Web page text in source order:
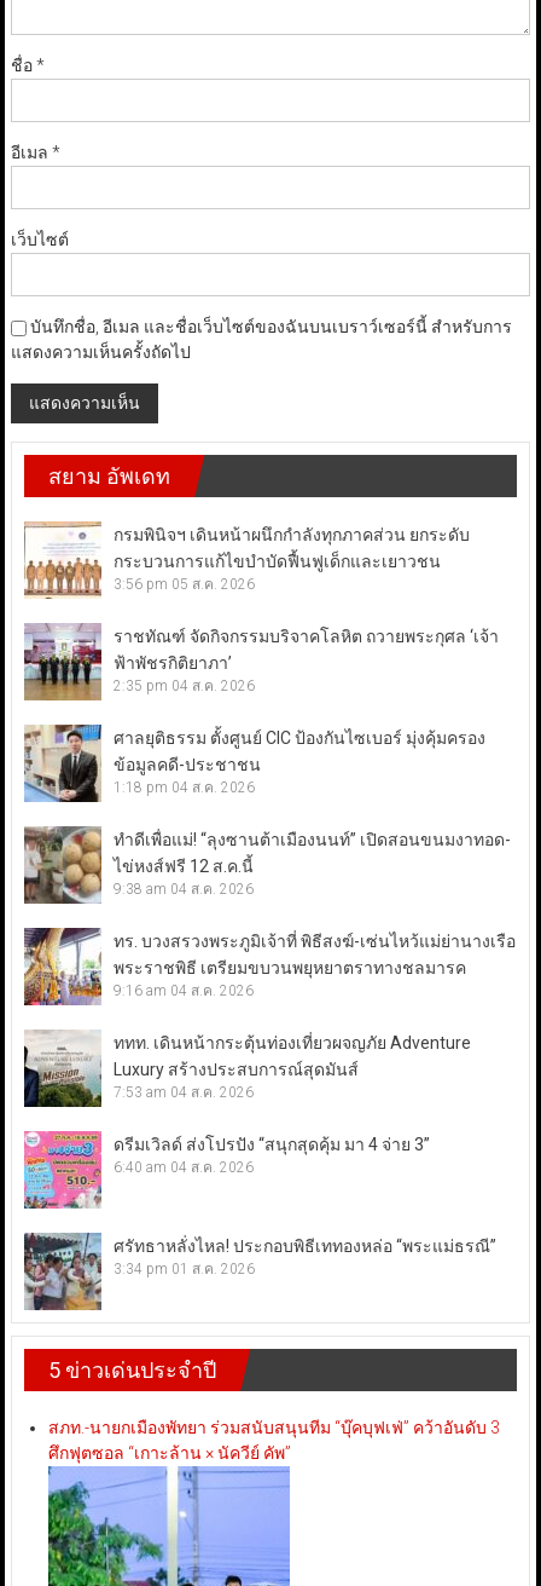
ชื่อ*
อีเมล *
เว็บไซต์
บันทึกชื่อ, อีเมล และชื่อเว็บไซต์ของฉันบนเบราว์เซอร์นี้ สำหรับการ
แสดงความเห็นครั้งถัดไป
สยาม อัพเดท
กรมพินิจฯ เดินหน้าผนึกกำลังทุกภาคส่วน ยกระดับ
กระบวนการแก้ไขบำบัดฟื้นฟูเด็กและเยาวชน
3:56 pm 05 ส.ค. 2026
ราชทัณฑ์ จัดกิจกรรมบริจาคโลหิต ถวายพระกุศล ‘เจ้า
ฟ้าพัชรกิติยาภา’
2:35 pm 04 ส.ค. 2026
ศาลยุติธรรม ตั้งศูนย์ CIC ป้องกันไซเบอร์ มุ่งคุ้มครอง
ข้อมูลคดี-ประชาชน
1:18 pm 04 ส.ค. 2026
ทำดีเพื่อแม่! “ลุงซานต้าเมืองนนท์” เปิดสอนขนมงาทอด-
ไข่หงส์ฟรี 12 ส.ค.นี้
9:38 am 04 ส.ค. 2026
ทร. บวงสรวงพระภูมิเจ้าที่ พิธีสงฆ์-เซ่นไหว้แม่ย่านางเรือ
พระราชพิธี เตรียมขบวนพยุหยาตราทางชลมารค
9:16 am 04 ส.ค. 2026
ททท. เดินหน้ากระตุ้นท่องเที่ยวผจญภัย Adventure
Luxury สร้างประสบการณ์สุดมันส์
7:53 am 04 ส.ค. 2026
ดรีมเวิลด์ ส่งโปรปัง “สนุกสุดคุ้ม มา 4 จ่าย 3”
6:40 am 04 ส.ค. 2026
ศรัทธาหลั่งไหล! ประกอบพิธีเททองหล่อ “พระแม่ธรณี”
3:34 pm 01 ส.ค. 2026
5 ข่าวเด่นประจำปี
สภท.-นายกเมืองพัทยา ร่วมสนับสนุนทีม “บุ๊คบุฟเฟ่” คว้าอันดับ 3
ศึกฟุตซอล “เกาะล้าน × นัควีย์ คัพ”